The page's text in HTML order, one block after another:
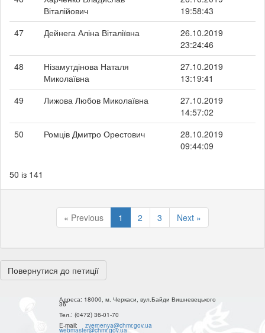
Віталійович
19:58:43
47
Дейнега Аліна Віталіївна
26.10.2019
23:24:46
48
Нізамутдінова Наталя
Миколаївна
27.10.2019
13:19:41
49
Лижова Любов Миколаївна
27.10.2019
14:57:02
50
Ромців Дмитро Орестович
28.10.2019
09:44:09
50 із 141
« Previous 1 2 3 Next »
Повернутися до петиції
Адреса: 18000, м. Черкаси, вул.Байди Вишневецького
36
Тел.: (0472) 36-01-70
E-mail:
zvernenya@chmr.gov.ua
webmaster@chmr.gov.ua